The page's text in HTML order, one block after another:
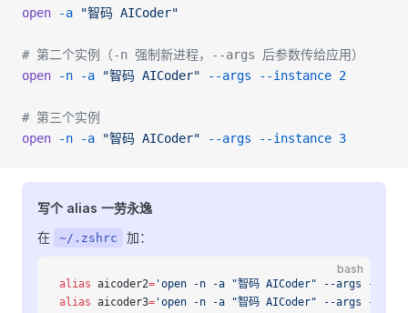
open -a "智码 AICoder"
# 第二个实例（-n 强制新进程，--args 后参数传给应用）
open -n -a "智码 AICoder" --args --instance 2
# 第三个实例
open -n -a "智码 AICoder" --args --instance 3
写个 alias 一劳永逸
在
~/.zshrc 加：
bash
alias aicoder2= 'open -n -a "智码 AICoder" --args --
alias aicoder3= 'open -n -a "智码 AICoder" --args --